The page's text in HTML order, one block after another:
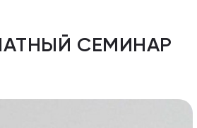
СЕМИНАР